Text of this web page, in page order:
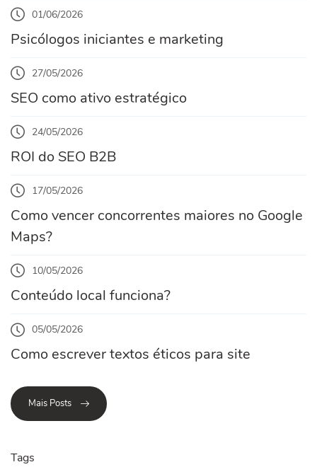
01/06/2026
Psicólogos iniciantes e marketing
27/05/2026
SEO como ativo estratégico
24/05/2026
ROI do SEO B2B
17/05/2026
Como vencer concorrentes maiores no Google
Maps?
10/05/2026
Conteúdo local funciona?
05/05/2026
Como escrever textos éticos para site
Mais Posts
Tags